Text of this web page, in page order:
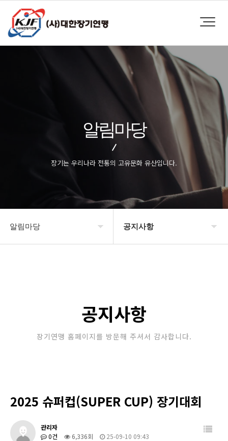
알림마당
장기는 우리나라 전통의 고유문화 유산입니다.
알림마당 공지사항
포토갤러리
공지사항
장기연맹 홈페이지를 방문해 주셔서 감사합니다.
2025 슈퍼컵(SUPER CUP) 장기대회
관리자
0건
6,336회 25-09-10 09:43